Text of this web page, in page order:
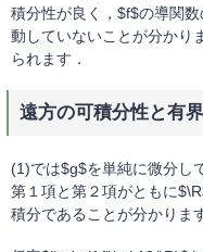
積分性が良く，$f$の導関
動していないことが分かり
られます．
遠方の可積分性と有
(1)では$g$を単純に微分し
第１項と第２項がともに
積分であることが分かりま